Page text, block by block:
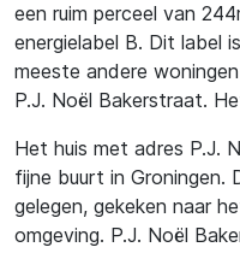
een ruim perceel van
energielabel B. Dit label
meeste andere
P.J. Noël Bakerstraat.
Het huis met adres P.J.
fijne buurt in Groningen.
gelegen, gekeken naar
omgeving. P.J. Noël